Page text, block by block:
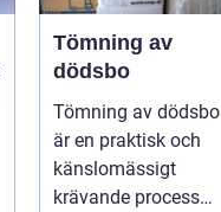
Tömning av
dödsbo
Tömning av dödsbo
är en praktisk och
känslomässigt
krävande process